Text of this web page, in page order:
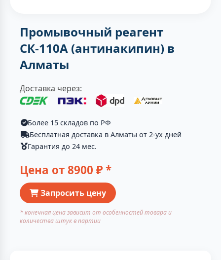
Промывочный реагент
СК-110А (антинакипин) в
Алматы
Доставка через:
Более 15 складов по РФ
Бесплатная доставка в Алматы от 2-ух дней
Гарантия до 24 мес.
Цена от8900 ₽ *
Запросить цену
* конечная цена зависит от особенностей товара и
количества штук в партии